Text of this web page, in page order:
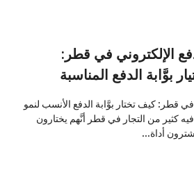
الإلكتروني في قطر:
بوَّابة الدفع المناسبة
قطر: كيف تختار بوَّابة الدفع الأنسب لنمو
كثير من التجار في قطر أنَّهم يختارون
أداة...